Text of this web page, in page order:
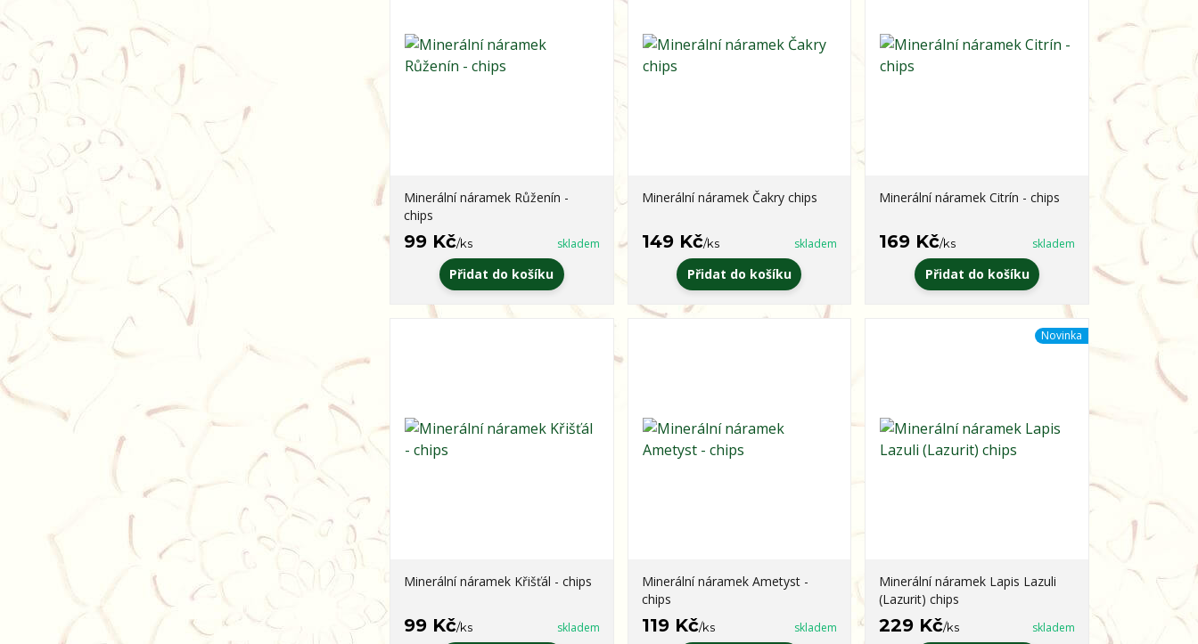
Minerální náramek Růženín -
chips
99 Kč/ks skladem
Přidat do košíku
Minerální náramek Čakry chips
149 Kč/ks skladem
Přidat do košíku
Minerální náramek Citrín - chips
169 Kč/ks skladem
Přidat do košíku
Minerální náramek Křišťál - chips
99 Kč/ks skladem
Minerální náramek Ametyst -
chips
119 Kč/ks skladem
Novinka
Minerální náramek Lapis Lazuli
(Lazurit) chips
229 Kč/ks skladem